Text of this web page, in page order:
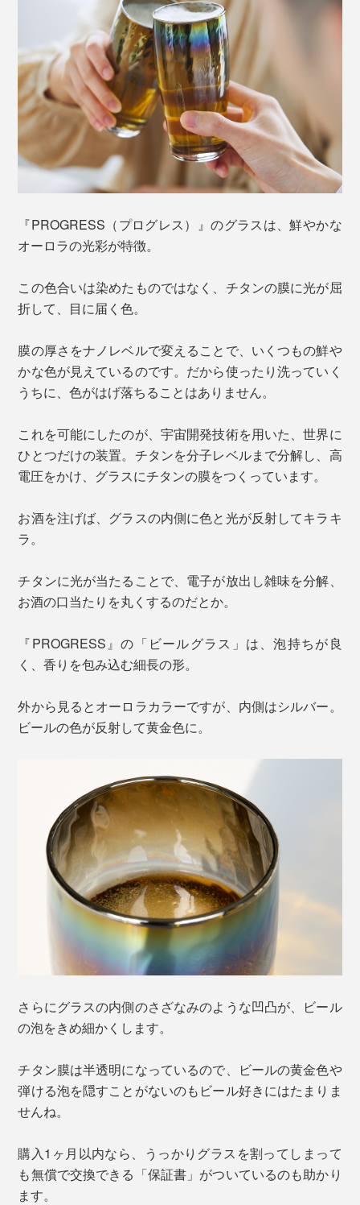
『PROGRESS（プログレス）』のグラスは、鮮やかな
オーロラの光彩が特徴。
この色合いは染めたものではなく、チタンの膜に光が屈
折して、目に届く色。
膜の厚さをナノレベルで変えることで、いくつもの鮮や
かな色が見えているのです。だから使ったり洗っていく
うちに、色がはげ落ちることはありません。
これを可能にしたのが、宇宙開発技術を用いた、世界に
ひとつだけの装置。チタンを分子レベルまで分解し、高
電圧をかけ、グラスにチタンの膜をつくっています。
お酒を注げば、グラスの内側に色と光が反射してキラキ
ラ。
チタンに光が当たることで、電子が放出し雑味を分解、
お酒の口当たりを丸くするのだとか。
『PROGRESS』の「ビールグラス」は、泡持ちが良
く、香りを包み込む細長の形。
外から見るとオーロラカラーですが、内側はシルバー。
ビールの色が反射して黄金色に。
さらにグラスの内側のさざなみのような凹凸が、ビール
の泡をきめ細かくします。
チタン膜は半透明になっているので、ビールの黄金色や
弾ける泡を隠すことがないのもビール好きにはたまりま
せんね。
購入1ヶ月以内なら、うっかりグラスを割ってしまって
も無償で交換できる「保証書」がついているのも助かり
ます。